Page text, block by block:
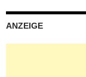
ANZEIGE